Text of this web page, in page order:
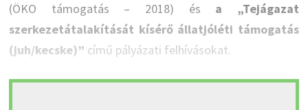
(ÖKO támogatás – 2018) és a „Tejágazat
szerkezetátalakítását kísérő állatjóléti támogatás
(juh/kecske)” című pályázati felhívásokat.